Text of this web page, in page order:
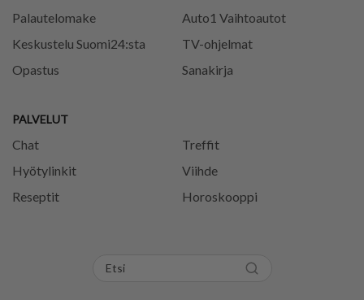
Palautelomake
Keskustelu Suomi24:sta
Opastus
PALVELUT
Chat
Treffit
Hyötylinkit
Viihde
Reseptit
Horoskooppi
Auto1 Vaihtoautot
TV-ohjelmat
Sanakirja